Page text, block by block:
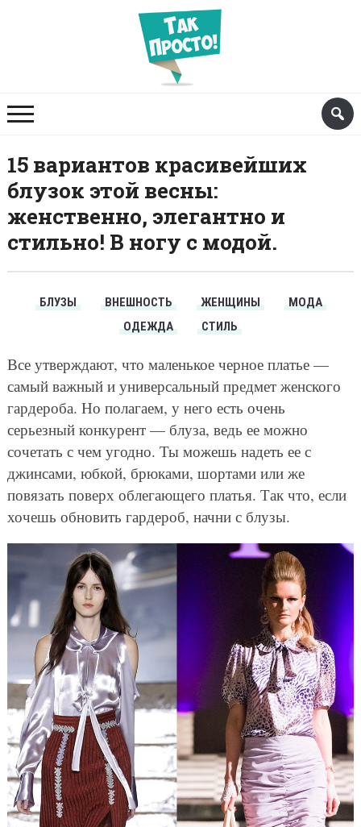
15 вариантов красивейших
блузок этой весны:
женственно, элегантно и
стильно! В ногу с модой.
БЛУЗЫ ВНЕШНОСТЬ ЖЕНЩИНЫ
МОДА
ОДЕЖДА
СТИЛЬ
Все утверждают, что маленькое черное платье —
самый важный и универсальный предмет женского
гардероба. Но полагаем, у него есть очень
серьезный конкурент — блуза, ведь ее можно
сочетать с чем угодно. Ты можешь надеть ее с
джинсами, юбкой, брюками, шортами или же
повязать поверх облегающего платья. Так что, если
хочешь обновить гардероб, начни с блузы.